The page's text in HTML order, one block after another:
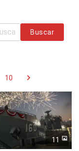
Buscar
10 chevron_right
11